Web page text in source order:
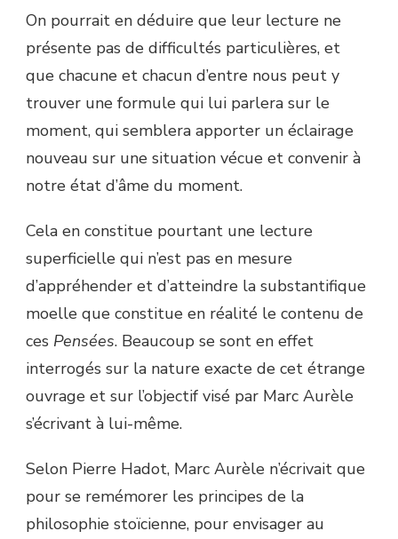
On pourrait en déduire que leur lecture ne
présente pas de difficultés particulières, et
que chacune et chacun d’entre nous peut y
trouver une formule qui lui parlera sur le
moment, qui semblera apporter un éclairage
nouveau sur une situation vécue et convenir à
notre état d’âme du moment.
Cela en constitue pourtant une lecture
superficielle qui n’est pas en mesure
d’appréhender et d’atteindre la substantifique
moelle que constitue en réalité le contenu de
ces Pensées. Beaucoup se sont en effet
interrogés sur la nature exacte de cet étrange
ouvrage et sur l’objectif visé par Marc Aurèle
s’écrivant à lui-même.
Selon Pierre Hadot, Marc Aurèle n’écrivait que
pour se remémorer les principes de la
philosophie stoïcienne, pour envisager au